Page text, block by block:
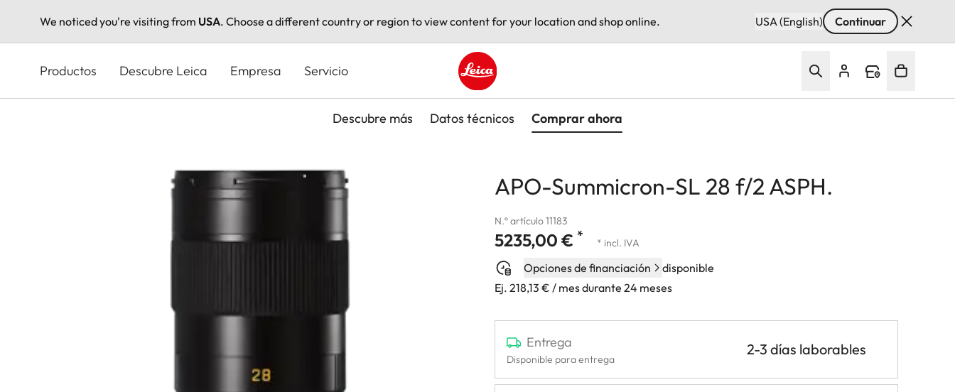
We noticed you're visiting from USA. Choose a different country or region to view content for your location and shop online. USA (English) Continuar
principal
Productos Descubre Leica Empresa Servicio
Leica logo - Home
Descubre más Datos técnicos Comprar ahora
APO-Summicron-SL 28 f/2 ASPH.
N.º artículo 11183
5235,00 € * * incl. IVA
Opciones de financiación
disponible
Ej. 218,13 € / mes durante 24 meses
Entrega
Disponible para entrega
2-3 días laborables